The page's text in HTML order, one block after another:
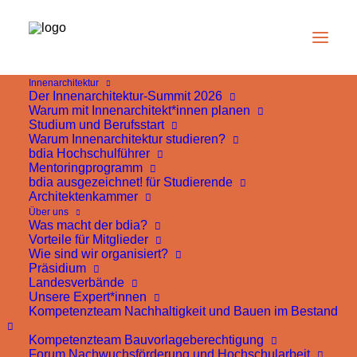
Innenarchitektur
Der Innenarchitektur-Summit 2026
Warum mit Innenarchitekt*innen planen
Studium und Berufsstart
Warum Innenarchitektur studieren?
bdia Hochschulführer
Mentoringprogramm
bdia ausgezeichnet! für Studierende
Architektenkammer
Über uns
Was macht der bdia?
Vorteile für Mitglieder
Wie sind wir organisiert?
Präsidium
Landesverbände
Unsere Expert*innen
Kompetenzteam Nachhaltigkeit und Bauen im Bestand
Kompetenzteam Bauvorlageberechtigung
Forum Nachwuchsförderung und Hochschularbeit